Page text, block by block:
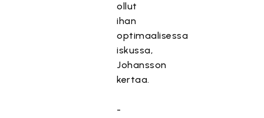
ollut
ihan
optimaalisessa
iskussa,
Johansson
kertaa.
-